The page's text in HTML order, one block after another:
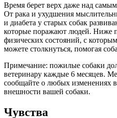
Время берет верх даже над
От рака и ухудшения
и диабета у старых собак
которые поражают людей. Ниже
физических состояний, с
можете столкнуться, помогая
Примечание: пожилые собаки
ветеринару каждые 6 месяцев.
сообщайте о любых изменениях
внешности вашей собаки.
Чувства